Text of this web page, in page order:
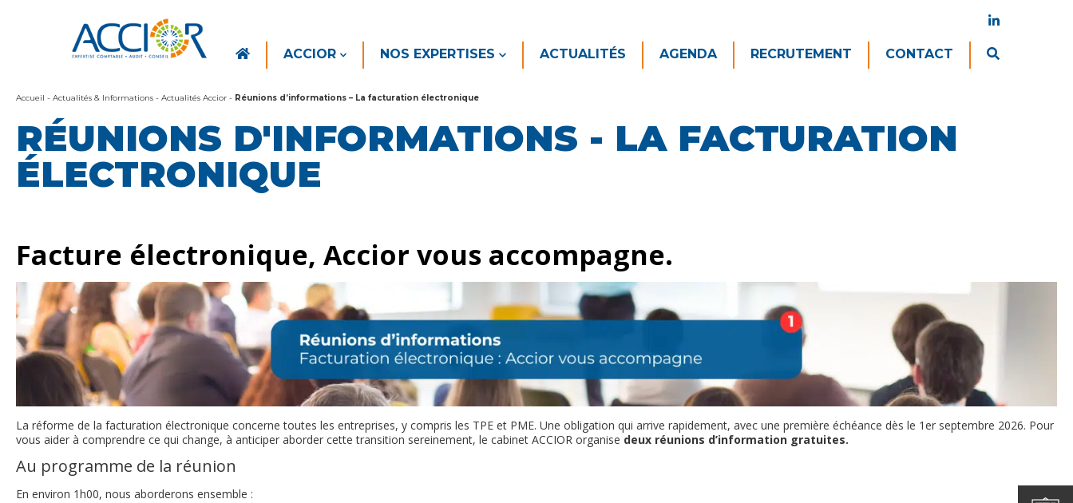
ACCIOR NOS EXPERTISES ACTUALITÉS AGENDA RECRUTEMENT CONTACT
Accueil - Actualités & Informations - Actualités Accior - Réunions d’informations – La facturation électronique
RÉUNIONS D'INFORMATIONS - LA FACTURATION
ÉLECTRONIQUE
Facture électronique, Accior vous accompagne.
La réforme de la facturation électronique concerne toutes les entreprises, y compris les TPE et PME. Une obligation qui arrive rapidement, avec une première échéance dès le 1er septembre 2026. Pour
vous aider à comprendre ce qui change, à anticiper aborder cette transition sereinement, le cabinet ACCIOR organise deux réunions d’information gratuites.
Au programme de la réunion
En environ 1h00, nous aborderons ensemble :